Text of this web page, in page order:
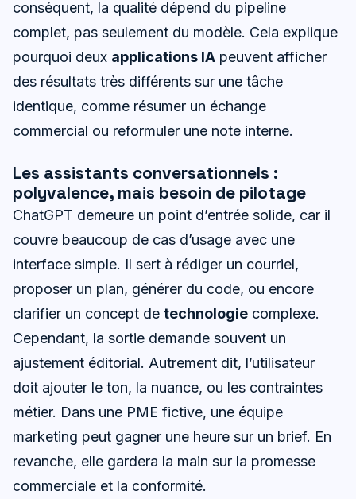
conséquent, la qualité dépend du pipeline
complet, pas seulement du modèle. Cela explique
pourquoi deux applications IA peuvent afficher
des résultats très différents sur une tâche
identique, comme résumer un échange
commercial ou reformuler une note interne.
Les assistants conversationnels :
polyvalence, mais besoin de pilotage
ChatGPT demeure un point d’entrée solide, car il
couvre beaucoup de cas d’usage avec une
interface simple. Il sert à rédiger un courriel,
proposer un plan, générer du code, ou encore
clarifier un concept de technologie complexe.
Cependant, la sortie demande souvent un
ajustement éditorial. Autrement dit, l’utilisateur
doit ajouter le ton, la nuance, ou les contraintes
métier. Dans une PME fictive, une équipe
marketing peut gagner une heure sur un brief. En
revanche, elle gardera la main sur la promesse
commerciale et la conformité.